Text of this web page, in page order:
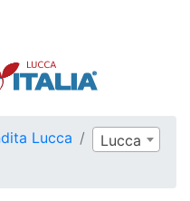
Lucca
Lucca